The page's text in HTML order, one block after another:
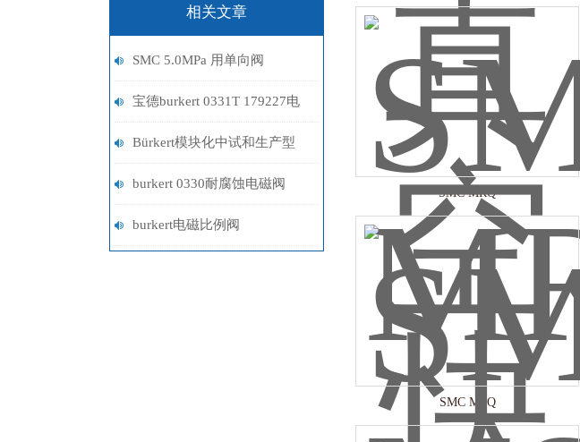
相关文章
SMC 5.0MPa 用单向阀
VCHC40 系列
宝德burkert 0331T 179227电
磁阀
Bürkert模块化中试和生产型
UF超滤系统解决方案
burkert 0330耐腐蚀电磁阀
93195029参数
burkert电磁比例阀
SMC MRQ
SMC MSQ